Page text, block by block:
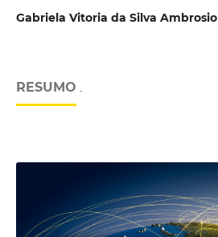
Gabriela Vitoria da Silva Ambrosio
RESUMO .